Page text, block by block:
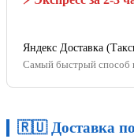
Яндекс Доставка
Самый быстрый способ
🇷🇺 Доставка